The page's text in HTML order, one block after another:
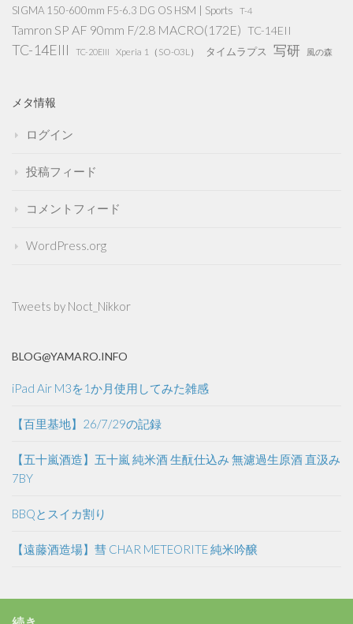
SIGMA 150-600mm F5-6.3 DG OS HSM | Sports T-4
Tamron SP AF 90mm F/2.8 MACRO(172E) TC-14EII
TC-14EIII TC-20EIII Xperia 1（SO-03L） タイムラプス 写研 風の森
メタ情報
ログイン
投稿フィード
コメントフィード
WordPress.org
Tweets by Noct_Nikkor
BLOG@YAMARO.INFO
iPad Air M3を1か月使用してみた雑感
【百里基地】26/7/29の記録
【五十嵐酒造】五十嵐 純米酒 生酛仕込み 無濾過生原酒 直汲み
7BY
BBQとスイカ割り
【遠藤酒造場】彗 CHAR METEORITE 純米吟醸